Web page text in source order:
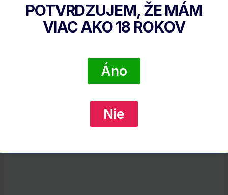
Bushmills Irish Whiskey 10 Y.O., GIFT
DETAIL PRODUKTU
POTVRDZUJEM, ŽE MÁM
VIAC AKO18 ROKOV
Áno
Nie